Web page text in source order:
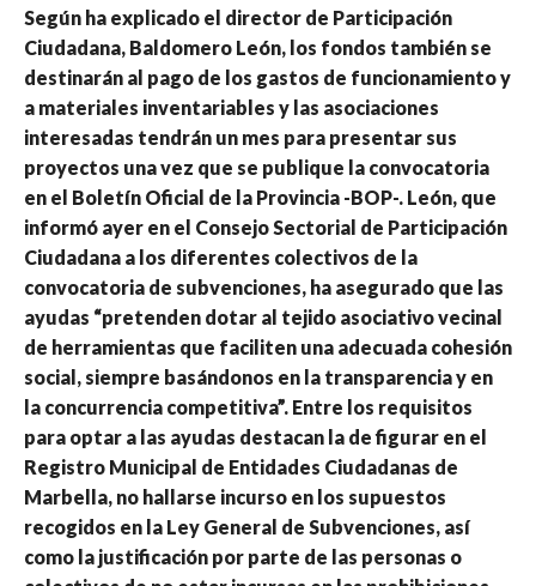
Según ha explicado el director de Participación
Ciudadana, Baldomero León, los fondos también se
destinarán al pago de los gastos de funcionamiento y
a materiales inventariables y las asociaciones
interesadas tendrán un mes para presentar sus
proyectos una vez que se publique la convocatoria
en el Boletín Oficial de la Provincia -BOP-. León, que
informó ayer en el Consejo Sectorial de Participación
Ciudadana a los diferentes colectivos de la
convocatoria de subvenciones, ha asegurado que las
ayudas “pretenden dotar al tejido asociativo vecinal
de herramientas que faciliten una adecuada cohesión
social, siempre basándonos en la transparencia y en
la concurrencia competitiva”. Entre los requisitos
para optar a las ayudas destacan la de figurar en el
Registro Municipal de Entidades Ciudadanas de
Marbella, no hallarse incurso en los supuestos
recogidos en la Ley General de Subvenciones, así
como la justificación por parte de las personas o